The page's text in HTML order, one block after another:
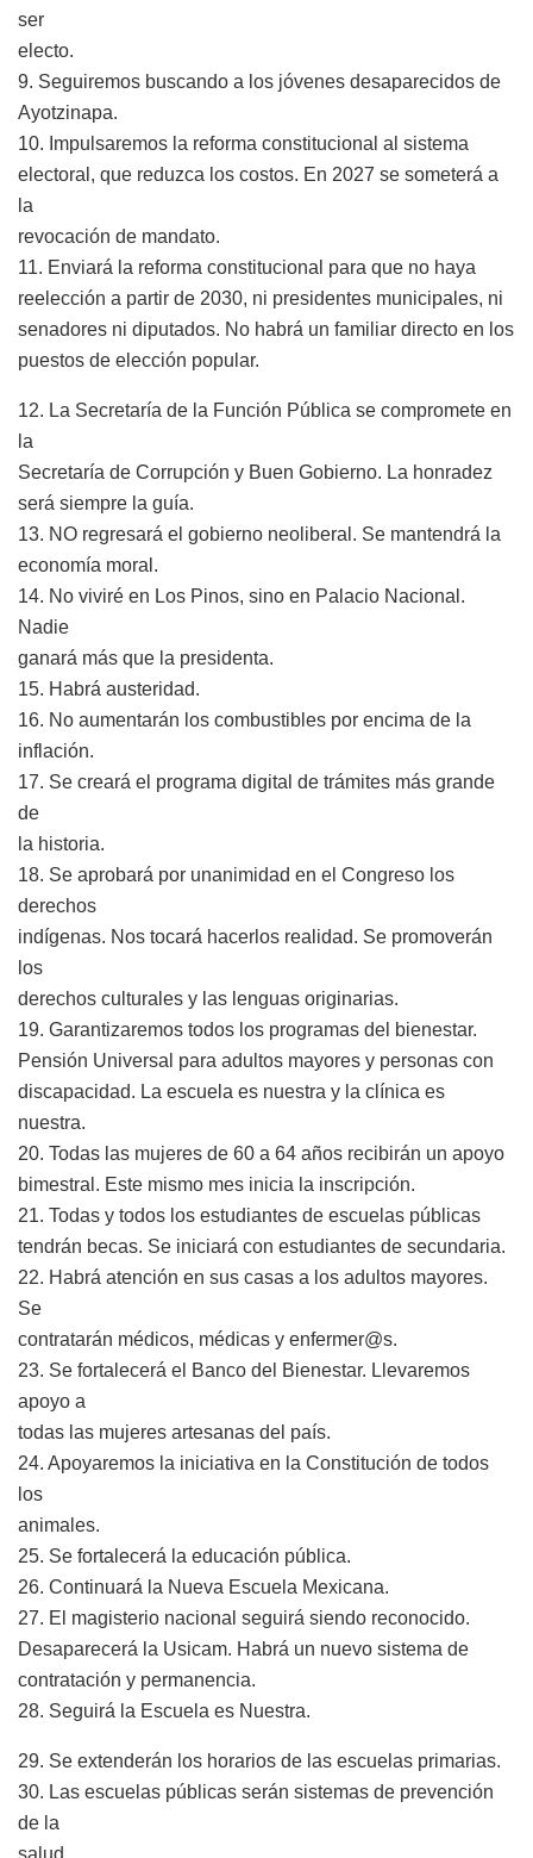
ser
electo.
9. Seguiremos buscando a los jóvenes desaparecidos de
Ayotzinapa.
10. Impulsaremos la reforma constitucional al sistema
electoral, que reduzca los costos. En 2027 se someterá a
la
revocación de mandato.
11. Enviará la reforma constitucional para que no haya
reelección a partir de 2030, ni presidentes municipales, ni
senadores ni diputados. No habrá un familiar directo en los
puestos de elección popular.
12. La Secretaría de la Función Pública se compromete en
la
Secretaría de Corrupción y Buen Gobierno. La honradez
será siempre la guía.
13. NO regresará el gobierno neoliberal. Se mantendrá la
economía moral.
14. No viviré en Los Pinos, sino en Palacio Nacional.
Nadie
ganará más que la presidenta.
15. Habrá austeridad.
16. No aumentarán los combustibles por encima de la
inflación.
17. Se creará el programa digital de trámites más grande
de
la historia.
18. Se aprobará por unanimidad en el Congreso los
derechos
indígenas. Nos tocará hacerlos realidad. Se promoverán
los
derechos culturales y las lenguas originarias.
19. Garantizaremos todos los programas del bienestar.
Pensión Universal para adultos mayores y personas con
discapacidad. La escuela es nuestra y la clínica es
nuestra.
20. Todas las mujeres de 60 a 64 años recibirán un apoyo
bimestral. Este mismo mes inicia la inscripción.
21. Todas y todos los estudiantes de escuelas públicas
tendrán becas. Se iniciará con estudiantes de secundaria.
22. Habrá atención en sus casas a los adultos mayores.
Se
contratarán médicos, médicas y enfermer@s.
23. Se fortalecerá el Banco del Bienestar. Llevaremos
apoyo a
todas las mujeres artesanas del país.
24. Apoyaremos la iniciativa en la Constitución de todos
los
animales.
25. Se fortalecerá la educación pública.
26. Continuará la Nueva Escuela Mexicana.
27. El magisterio nacional seguirá siendo reconocido.
Desaparecerá la Usicam. Habrá un nuevo sistema de
contratación y permanencia.
28. Seguirá la Escuela es Nuestra.
29. Se extenderán los horarios de las escuelas primarias.
30. Las escuelas públicas serán sistemas de prevención
de la
salud.